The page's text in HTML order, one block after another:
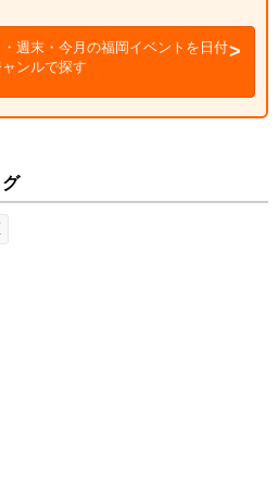
週末・今月の福岡イベントを日付
ンルで探す